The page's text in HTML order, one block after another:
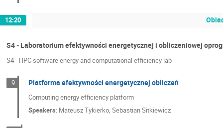
12:20
S4 - Laboratorium efektywności energetycznej i obliczeniowej
S4 - HPC software energy and computational efficiency lab
9 Platforma efektywności energetycznej obliczeń
Computing energy efficiency platform
Speakers: Mateusz Tykierko,Sebastian Sitkiewicz